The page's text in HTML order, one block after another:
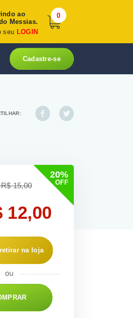
ao
Messias.
seu LOGIN
0
Cadastre-se
20%
OFF
15,00
12,00
na loja